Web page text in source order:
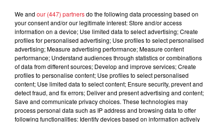
FOLA & Victony - golibe
We and our (447) partnersdo the following data processing based on
your consent and/or our legitimate interest: Store and/or access
information on a device; Use limited data to select advertising; Create
profiles for personalised advertising; Use profiles to select personalised
advertising; Measure advertising performance; Measure content
performance; Understand audiences through statistics or combinations
of data from different sources; Develop and improve services; Create
profiles to personalise content; Use profiles to select personalised
content; Use limited data to select content; Ensure security, prevent and
detect fraud, and fix errors; Deliver and present advertising and content;
Save and communicate privacy choices. These technologies may
process personal data such as IP address and browsing data to offer
following functionalities: Identify devices based on information actively